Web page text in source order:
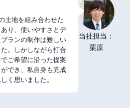
当社担当：
栗原
土地を組み合わせた
り、使いやすさとデ
ランの制作は難しい
。しかしながら打合
ご希望に沿った提案
でき、私自身も完成
く思いました。